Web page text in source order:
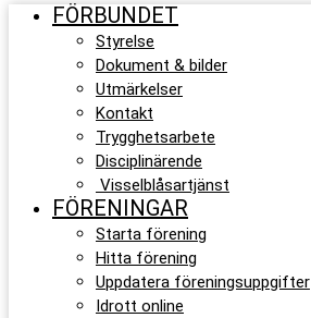
FÖRBUNDET
Styrelse
Dokument & bilder
Utmärkelser
Kontakt
Trygghetsarbete
Disciplinärende
Visselblåsartjänst
FÖRENINGAR
Starta förening
Hitta förening
Uppdatera föreningsuppgifter
Idrott online